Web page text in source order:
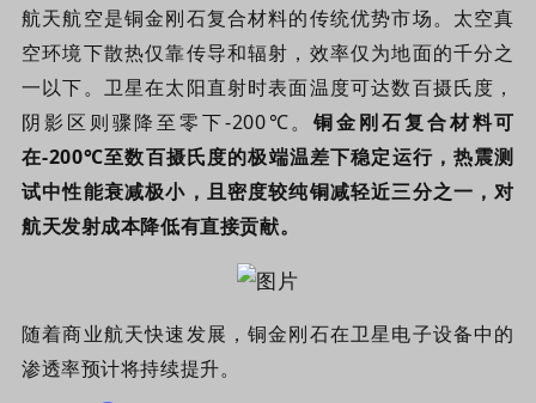
航天航空是铜金刚石复合材料的传统优势市场。太空真
空环境下散热仅靠传导和辐射，效率仅为地面的千分之
一以下。卫星在太阳直射时表面温度可达数百摄氏度，
阴影区则骤降至零下-200℃。铜金刚石复合材料可
在-200℃至数百摄氏度的极端温差下稳定运行，热震测
试中性能衰减极小，且密度较纯铜减轻近三分之一，对
航天发射成本降低有直接贡献。
随着商业航天快速发展，铜金刚石在卫星电子设备中的
渗透率预计将持续提升。